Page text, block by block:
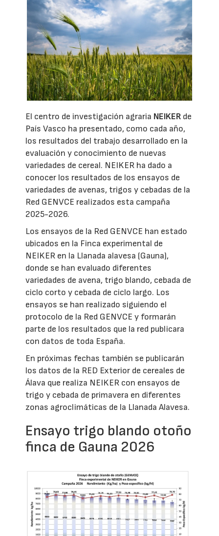
El centro de investigación agraria NEIKER de
País Vasco ha presentado, como cada año,
los resultados del trabajo desarrollado en la
evaluación y conocimiento de nuevas
variedades de cereal. NEIKER ha dado a
conocer los resultados de los ensayos de
variedades de avenas, trigos y cebadas de la
Red GENVCE realizados esta campaña
2025-2026.
Los ensayos de la Red GENVCE han estado
ubicados en la Finca experimental de
NEIKER en la Llanada alavesa (Gauna),
donde se han evaluado diferentes
variedades de avena, trigo blando, cebada de
ciclo corto y cebada de ciclo largo. Los
ensayos se han realizado siguiendo el
protocolo de la Red GENVCE y formarán
parte de los resultados que la red publicara
con datos de toda España.
En próximas fechas también se publicarán
los datos de la RED Exterior de cereales de
Álava que realiza NEIKER con ensayos de
trigo y cebada de primavera en diferentes
zonas agroclimáticas de la Llanada Alavesa.
Ensayo trigo blando otoño
finca de Gauna 2026